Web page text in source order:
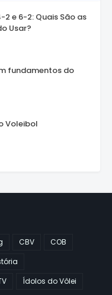
2 e 6-2: Quais São as
Usar?
fundamentos do
Voleibol
CBV
COB
Ídolos do Vôlei